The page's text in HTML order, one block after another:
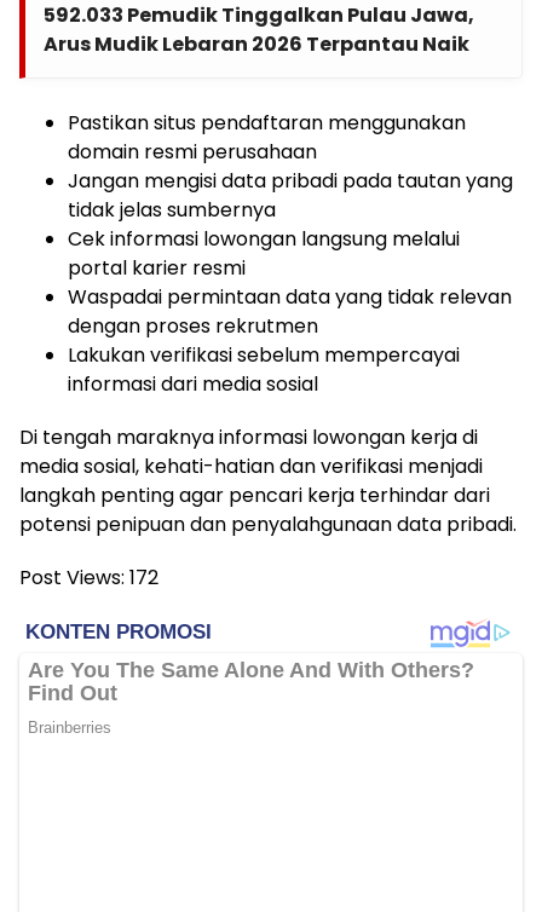
592.033 Pemudik Tinggalkan Pulau Jawa,
Arus Mudik Lebaran 2026 Terpantau Naik
Pastikan situs pendaftaran menggunakan
domain resmi perusahaan
Jangan mengisi data pribadi pada tautan yang
tidak jelas sumbernya
Cek informasi lowongan langsung melalui
portal karier resmi
Waspadai permintaan data yang tidak relevan
dengan proses rekrutmen
Lakukan verifikasi sebelum mempercayai
informasi dari media sosial
Di tengah maraknya informasi lowongan kerja di
media sosial, kehati-hatian dan verifikasi menjadi
langkah penting agar pencari kerja terhindar dari
potensi penipuan dan penyalahgunaan data pribadi.
Post Views: 172